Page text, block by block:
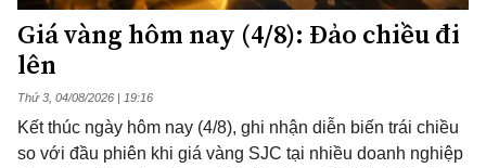
Giá vàng hôm nay (4/8): Đảo chiều đi
lên
Thứ 3, 04/08/2026 | 19:16
Kết thúc ngày hôm nay (4/8), ghi nhận diễn biến trái chiều
so với đầu phiên khi giá vàng SJC tại nhiều doanh nghiệp